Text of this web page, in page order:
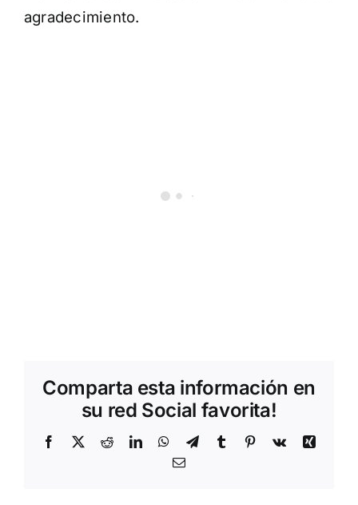
agradecimiento.
Comparta esta información en
su red Social favorita!
Facebook
X RedditLinkedInWhatsApp
TelegramTumblr Pinterest
Vk
Xing
Email